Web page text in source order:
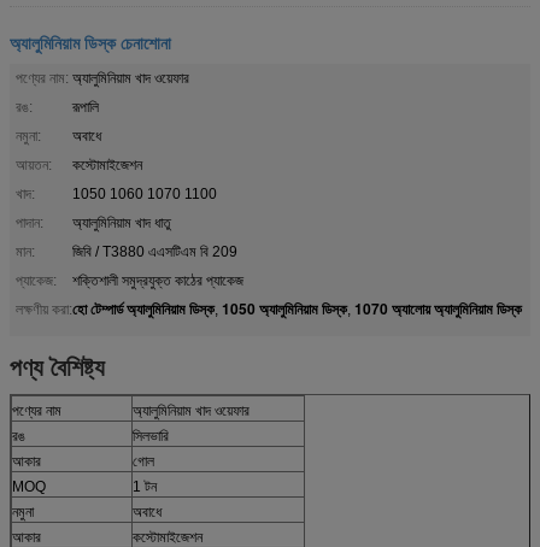
অ্যালুমিনিয়াম ডিস্ক চেনাশোনা
পণ্যের নাম: অ্যালুমিনিয়াম খাদ ওয়েফার
রঙ:
রূপালি
নমুনা:
অবাধে
আয়তন:
কস্টোমাইজেশন
খাদ:
1050 1060 1070 1100
পাদান:
অ্যালুমিনিয়াম খাদ ধাতু
মান:
জিবি / T3880 এএসটিএম বি 209
প্যাকেজ:
শক্তিশালী সমুদ্রযুক্ত কাঠের প্যাকেজ
লক্ষণীয় করা:হো টেম্পার্ড অ্যালুমিনিয়াম ডিস্ক, 1050 অ্যালুমিনিয়াম ডিস্ক, 1070 অ্যালোয় অ্যালুমিনিয়াম ডিস্ক
পণ্য বৈশিষ্ট্য
পণ্যের নাম
অ্যালুমিনিয়াম খাদ ওয়েফার
রঙ
সিলভারি
আকার
গোল
MOQ
1 টন
নমুনা
অবাধে
আকার
কস্টোমাইজেশন